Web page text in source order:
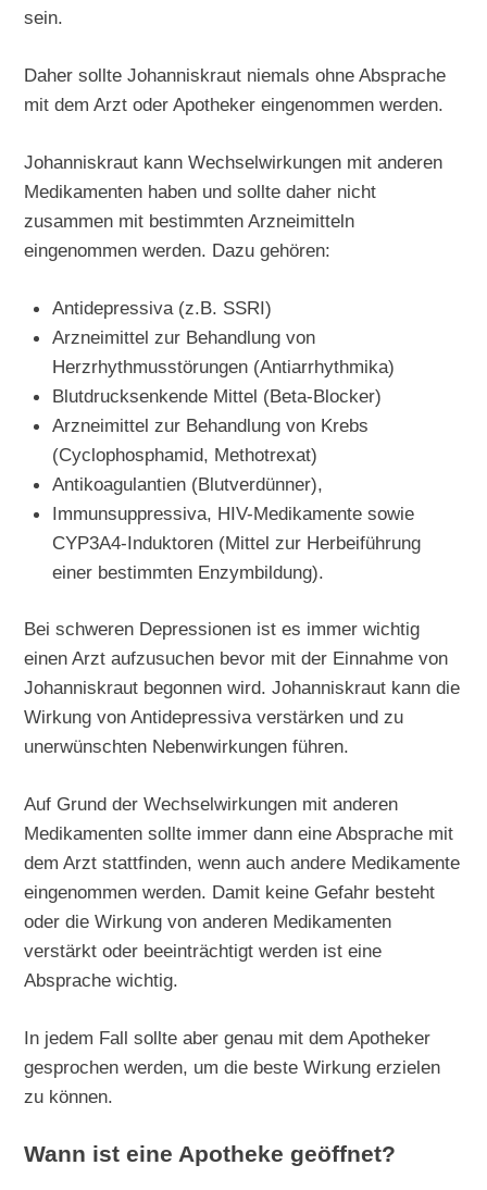
sein.
Daher sollte Johanniskraut niemals ohne Absprache
mit dem Arzt oder Apotheker eingenommen werden.
Johanniskraut kann Wechselwirkungen mit anderen
Medikamenten haben und sollte daher nicht
zusammen mit bestimmten Arzneimitteln
eingenommen werden. Dazu gehören:
Antidepressiva (z.B. SSRI)
Arzneimittel zur Behandlung von
Herzrhythmusstörungen (Antiarrhythmika)
Blutdrucksenkende Mittel (Beta-Blocker)
Arzneimittel zur Behandlung von Krebs
(Cyclophosphamid, Methotrexat)
Antikoagulantien (Blutverdünner),
Immunsuppressiva, HIV-Medikamente sowie
CYP3A4-Induktoren (Mittel zur Herbeiführung
einer bestimmten Enzymbildung).
Bei schweren Depressionen ist es immer wichtig
einen Arzt aufzusuchen bevor mit der Einnahme von
Johanniskraut begonnen wird. Johanniskraut kann die
Wirkung von Antidepressiva verstärken und zu
unerwünschten Nebenwirkungen führen.
Auf Grund der Wechselwirkungen mit anderen
Medikamenten sollte immer dann eine Absprache mit
dem Arzt stattfinden, wenn auch andere Medikamente
eingenommen werden. Damit keine Gefahr besteht
oder die Wirkung von anderen Medikamenten
verstärkt oder beeinträchtigt werden ist eine
Absprache wichtig.
In jedem Fall sollte aber genau mit dem Apotheker
gesprochen werden, um die beste Wirkung erzielen
zu können.
Wann ist eine Apotheke geöffnet?